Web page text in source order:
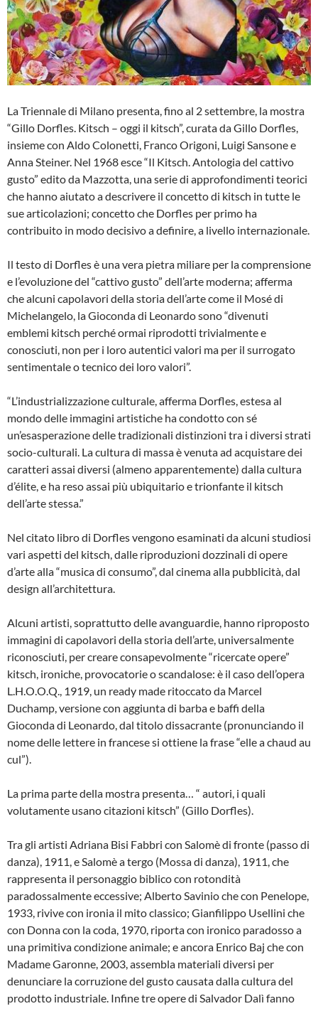
La Triennale di Milano presenta, fino al 2 settembre, la mostra
“Gillo Dorfles. Kitsch – oggi il kitsch”, curata da Gillo Dorfles,
insieme con Aldo Colonetti, Franco Origoni, Luigi Sansone e
Anna Steiner. Nel 1968 esce “Il Kitsch. Antologia del cattivo
gusto” edito da Mazzotta, una serie di approfondimenti teorici
che hanno aiutato a descrivere il concetto di kitsch in tutte le
sue articolazioni; concetto che Dorfles per primo ha
contribuito in modo decisivo a definire, a livello internazionale.
Il testo di Dorfles è una vera pietra miliare per la comprensione
e l’evoluzione del “cattivo gusto” dell’arte moderna; afferma
che alcuni capolavori della storia dell’arte come il Mosé di
Michelangelo, la Gioconda di Leonardo sono “divenuti
emblemi kitsch perché ormai riprodotti trivialmente e
conosciuti, non per i loro autentici valori ma per il surrogato
sentimentale o tecnico dei loro valori”.
“L’industrializzazione culturale, afferma Dorfles, estesa al
mondo delle immagini artistiche ha condotto con sé
un’esasperazione delle tradizionali distinzioni tra i diversi strati
socio-culturali. La cultura di massa è venuta ad acquistare dei
caratteri assai diversi (almeno apparentemente) dalla cultura
d’élite, e ha reso assai più ubiquitario e trionfante il kitsch
dell’arte stessa.”
Nel citato libro di Dorfles vengono esaminati da alcuni studiosi
vari aspetti del kitsch, dalle riproduzioni dozzinali di opere
d’arte alla “musica di consumo”, dal cinema alla pubblicità, dal
design all’architettura.
Alcuni artisti, soprattutto delle avanguardie, hanno riproposto
immagini di capolavori della storia dell’arte, universalmente
riconosciuti, per creare consapevolmente “ricercate opere”
kitsch, ironiche, provocatorie o scandalose: è il caso dell’opera
L.H.O.O.Q., 1919, un ready made ritoccato da Marcel
Duchamp, versione con aggiunta di barba e baffi della
Gioconda di Leonardo, dal titolo dissacrante (pronunciando il
nome delle lettere in francese si ottiene la frase “elle a chaud au
cul”).
La prima parte della mostra presenta… “ autori, i quali
volutamente usano citazioni kitsch” (Gillo Dorfles).
Tra gli artisti Adriana Bisi Fabbri con Salomè di fronte (passo di
danza), 1911, e Salomè a tergo (Mossa di danza), 1911, che
rappresenta il personaggio biblico con rotondità
paradossalmente eccessive; Alberto Savinio che con Penelope,
1933, rivive con ironia il mito classico; Gianfilippo Usellini che
con Donna con la coda, 1970, riporta con ironico paradosso a
una primitiva condizione animale; e ancora Enrico Baj che con
Madame Garonne, 2003, assembla materiali diversi per
denunciare la corruzione del gusto causata dalla cultura del
prodotto industriale. Infine tre opere di Salvador Dalì fanno